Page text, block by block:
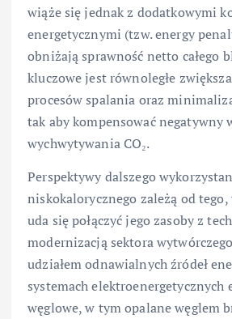
wiąże się jednak z dodatkowymi
energetycznymi (tzw. energy
obniżają sprawność netto całego
kluczowe jest równoległe
procesów spalania oraz
tak aby kompensować negatywny
wychwytywania CO₂.
Perspektywy dalszego
niskokalorycznego zależą od
uda się połączyć jego zasoby z
modernizacją sektora
udziałem odnawialnych źródeł
systemach elektroenergetycznych
węglowe, w tym opalane węglem